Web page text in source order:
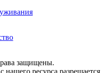
защищены.
ресурса разрешается